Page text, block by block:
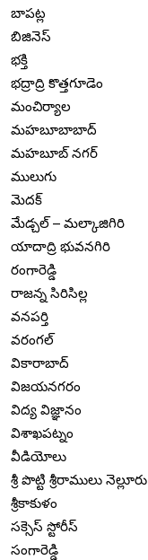
బాపట్ల
బిజినెస్
భక్తి
భద్రాద్రి కొత్తగూడెం
మంచిర్యాల
మహబూబాబాద్
మహబూబ్ నగర్
ములుగు
మెదక్
మేడ్చల్ – మల్కాజిగిరి
యాదాద్రి భువనగిరి
రంగారెడ్డి
రాజన్న సిరిసిల్ల
వనపర్తి
వరంగల్
వికారాబాద్
విజయనగరం
విద్య విజ్ఞానం
విశాఖపట్నం
వీడియోలు
శ్రీ పొట్టి శ్రీరాములు నెల్లూరు
శ్రీకాకుళం
సక్సెస్ స్టోరీస్
సంగారెడ్డి